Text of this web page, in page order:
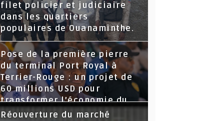
filet policier et judiciaire
dans les quartiers
populaires de Ouanaminthe.
Pose de la première pierre
du terminal Port Royal à
Terrier-Rouge : un projet de
60 millions USD pour
transformer l’économie du
Nord-Est
Réouverture du marché